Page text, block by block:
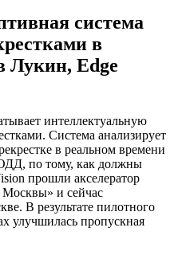
система
в
Лукин, Edge
интеллектуальную
Система анализирует
в реальном времени
по тому, как должны
прошли акселератор
и сейчас
В результате пилотного
улучшилась пропускная